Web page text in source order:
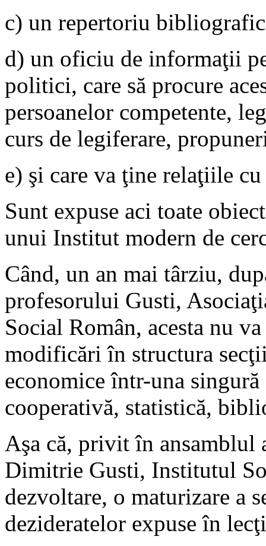
c) un repertoriu
d) un oficiu de informaţii
politici, care să procure
persoanelor competente,
curs de legiferare,
e) şi care va ţine relaţiile
Sunt expuse aci toate
unui Institut modern de
Când, un an mai târziu,
profesorului Gusti,
Social Român, acesta nu
modificări în structura
economice într-una
cooperativă, statistică,
Aşa că, privit în
Dimitrie Gusti, Institutul
dezvoltare, o maturizare a
dezideratelor expuse în